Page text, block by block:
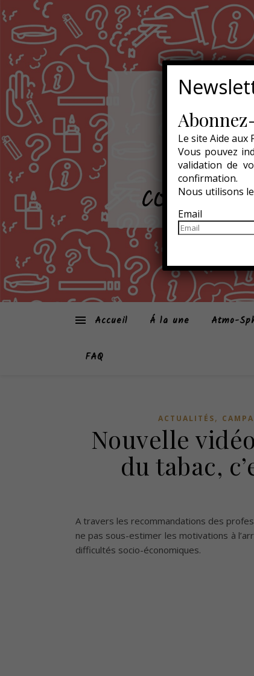
Accueil Á la une Atmo-
FAQ
ACTUALITÉS,
Nouvelle
du tabac,
A travers les recommandations des
ne pas sous-estimer les motivations à
difficultés socio-économiques.
Le site Aide aux
Vous pouvez
validation de
confirmation.
Nous utilisons
Email